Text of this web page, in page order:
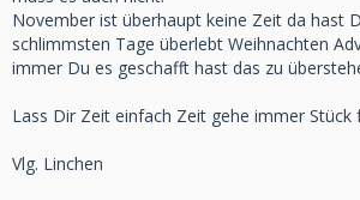
November ist überhaupt keine Zeit da hast
schlimmsten Tage überlebt Weihnachten
immer Du es geschafft hast das zu
Lass Dir Zeit einfach Zeit gehe immer Stück
Vlg. Linchen